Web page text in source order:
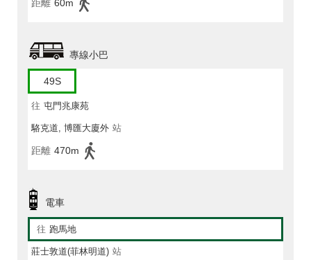
距離 60m
專線小巴
49S
往 屯門兆康苑
駱克道, 博匯大廈外 站
距離 470m
電車
往 跑馬地
莊士敦道(菲林明道) 站